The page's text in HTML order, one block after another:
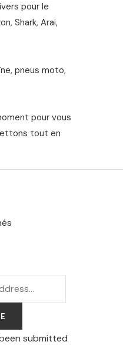
pour le
Shark, Arai,
pneus moto,
pour vous
tout en
submitted